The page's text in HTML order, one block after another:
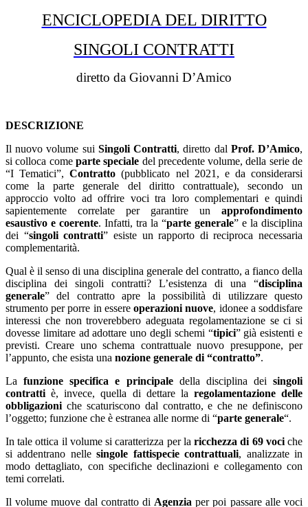
ENCICLOPEDIA DEL DIRITTO
SINGOLI CONTRATTI
diretto da Giovanni D’Amico
DESCRIZIONE
Il nuovo volume sui Singoli Contratti, diretto dal Prof. D’Amico,
si colloca come parte speciale del precedente volume, della serie de
“I Tematici”,Contratto (pubblicato nel 2021, e da considerarsi
come la parte generale del diritto contrattuale), secondo un
approccio volto ad offrire voci tra loro complementari e quindi
sapientemente correlate per garantire un approfondimento
esaustivo e coerente. Infatti, tra la “parte generale” e la disciplina
dei “singoli contratti” esiste un rapporto di reciproca necessaria
complementarità.
Qual è il senso di una disciplina generale del contratto, a fianco della
disciplina dei singoli contratti? L’esistenza di una “disciplina
generale” del contratto apre la possibilità di utilizzare questo
strumento per porre in essereoperazioni nuove, idonee a soddisfare
interessi che non troverebbero adeguata regolamentazione se ci si
dovesse limitare ad adottare uno degli schemi “tipici” già esistenti e
previsti. Creare uno schema contrattuale nuovo presuppone, per
l’appunto, che esista una nozione generale di “contratto”.
Lafunzione specifica e principaledella disciplina dei singoli
contratti è, invece, quella di dettare la regolamentazione delle
obbligazioni che scaturiscono dal contratto, e che ne definiscono
l’oggetto; funzione che è estranea alle norme di “parte generale“.
In tale ottica il volume si caratterizza per laricchezza di 69 vociche
si addentrano nellesingole fattispecie contrattuali, analizzate in
modo dettagliato, con specifiche declinazioni e collegamento con
temi correlati.
Il volume muove dal contratto di Agenzia per poi passare alle voci